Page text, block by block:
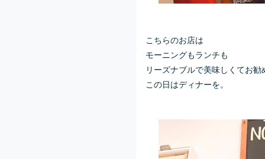
こちらのお店は
モーニングもランチも
リーズナブルで美味しくてお勧
この日はディナーを。